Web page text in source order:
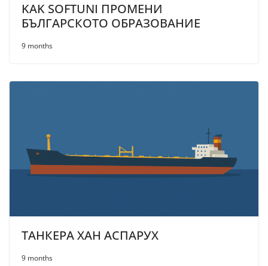
KAK SOFTUNI ПРОМЕНИ
БЪЛГАРСКОТО ОБРАЗОВАНИЕ
9 months
ТАНКЕРА ХАН АСПАРУХ
9 months